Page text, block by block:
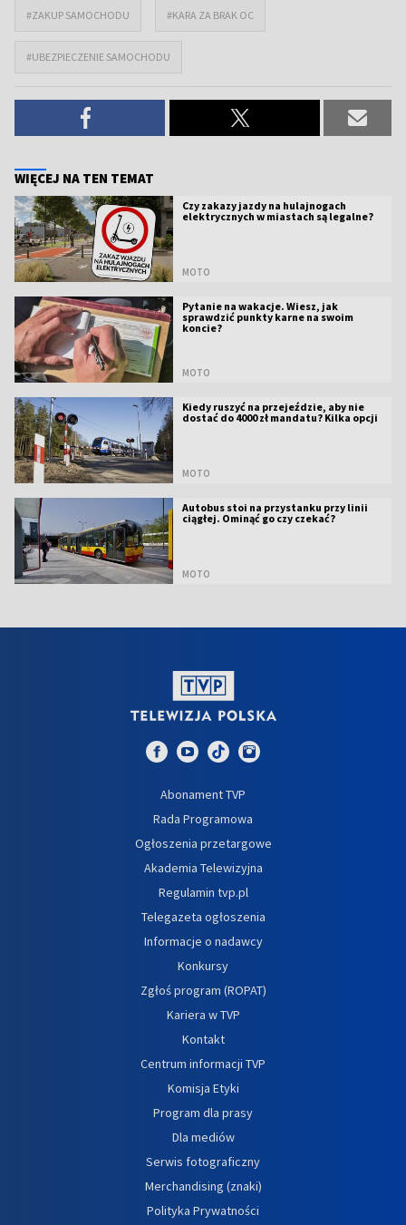
#ZAKUP SAMOCHODU #KARA ZA BRAK OC
#UBEZPIECZENIE SAMOCHODU
WIĘCEJ NA TEN TEMAT
Czy zakazy jazdy na hulajnogach
elektrycznych w miastach są legalne?
MOTO
Pytanie na wakacje. Wiesz, jak
sprawdzić punkty karne na swoim
koncie?
MOTO
Kiedy ruszyć na przejeździe, aby nie
dostać do 4000 zł mandatu? Kilka opcji
MOTO
Autobus stoi na przystanku przy linii
ciągłej. Ominąć go czy czekać?
MOTO
Abonament TVP
Rada Programowa
Ogłoszenia przetargowe
Akademia Telewizyjna
Regulamin tvp.pl
Telegazeta ogłoszenia
Informacje o nadawcy
Konkursy
Zgłoś program (ROPAT)
Kariera w TVP
Kontakt
Centrum informacji TVP
Komisja Etyki
Program dla prasy
Dla mediów
Serwis fotograficzny
Merchandising (znaki)
Polityka Prywatności